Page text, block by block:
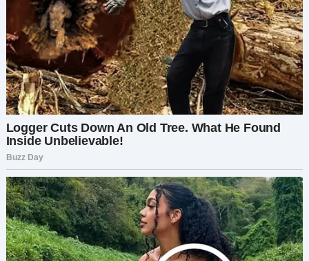
она с теплотой.
Он кивнул. Он хотел верить. Он долженбыл
верить.
Потом он зашёл в церковь.
— Молишься о рождественском чуде, Арни? —
спросил отец Майкл.
— Молюсь дожить до него. Это может быть мой
последний шанс. Я просто хочу сказать им…
показать…